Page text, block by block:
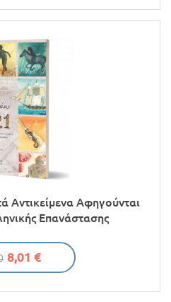
Αντικείμενα Αφηγούνται
Επανάστασης
8,01 €